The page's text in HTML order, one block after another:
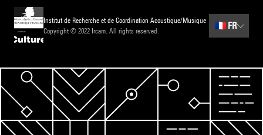
Institut de Recherche et de Coordination Acoustique/Musique
Copyright © 2022 Ircam. All rights reserved.
🇫🇷 FR